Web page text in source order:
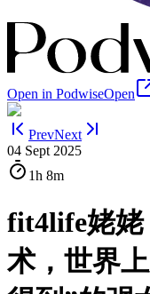
Open in PodwiseOpen
PrevNext
04 Sept 2025
1h 8m
fit4life姥姥
术，世界